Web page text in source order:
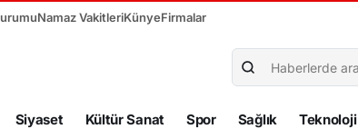
Namaz VakitleriKünyeFirmalar
Siyaset Kültür Sanat Spor Sağlık Teknoloji